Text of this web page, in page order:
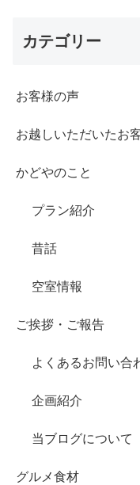
カテゴリー
お客様の声
お越しいただいたお
かどやのこと
プラン紹介
昔話
空室情報
ご挨拶・ご報告
よくあるお問い合
企画紹介
当ブログについて
グルメ食材